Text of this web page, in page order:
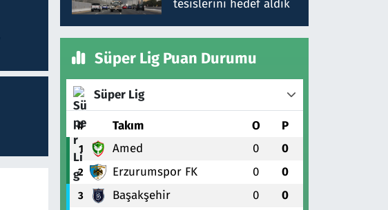
tesislerini hedef aldık
Süper Lig Puan Durumu
Süper Lig
# Takım O P
1 Amed 0 0
2 Erzurumspor FK 0 0
3 Başakşehir 0 0